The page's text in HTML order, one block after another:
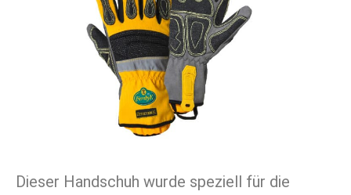
Dieser Handschuh wurde speziell für die